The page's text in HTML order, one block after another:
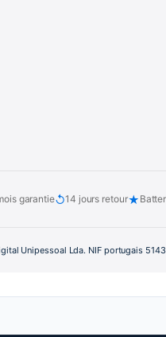
garantie↺14 jours retour★
Unipessoal Lda. NIF portugais